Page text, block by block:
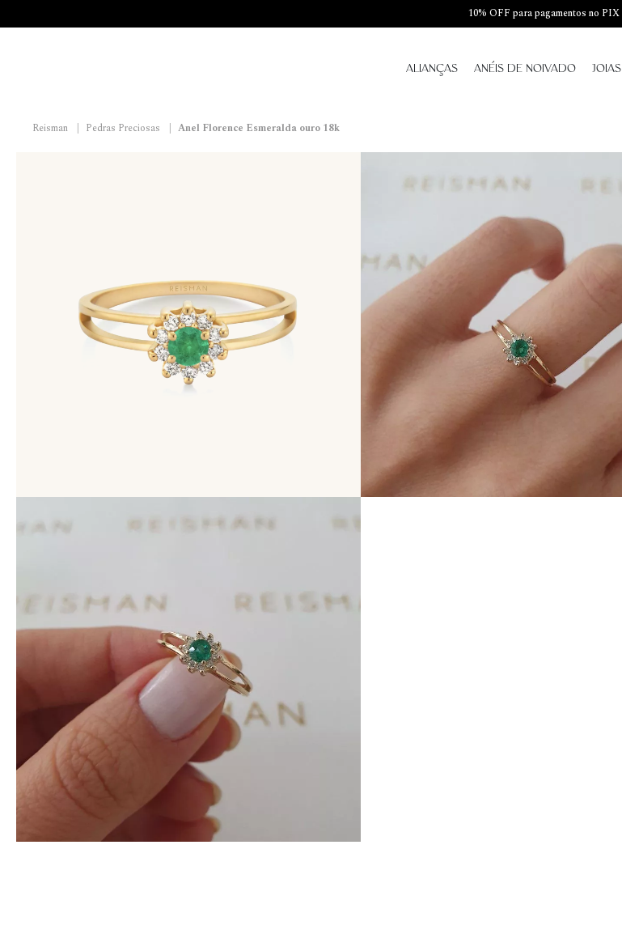
10% OFF para pagamentos no PIX
ALIANÇAS ANÉIS DE NOIVADO JOIAS
Reisman | Pedras Preciosas | Anel Florence Esmeralda ouro 18k